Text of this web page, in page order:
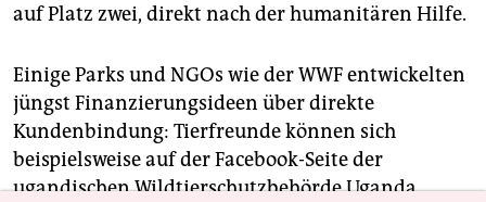
auf Platz zwei, direkt nach der humanitären Hilfe.
Einige Parks und NGOs wie der WWF entwickelten
jüngst Finanzierungsideen über direkte
Kundenbindung: Tierfreunde können sich
beispielsweise auf der Facebook-Seite der
ugandischen Wildtierschutzbehörde Uganda